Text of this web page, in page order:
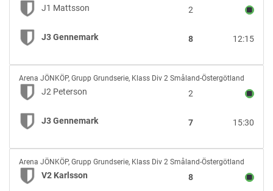
Mattsson
vs
J3
Gennemark
J1 Mattsson 2
J3 Gennemark 12:15
8
J2
Peterson
vs
J3
Gennemark
Arena JÖNKÖP, Grupp Grundserie, Klass Div 2 Småland-Östergötland
J2 Peterson 2
J3 Gennemark 15:30
7
V2
Karlsson
vs
Arena JÖNKÖP, Grupp Grundserie, Klass Div 2 Småland-Östergötland
V2 Karlsson 8